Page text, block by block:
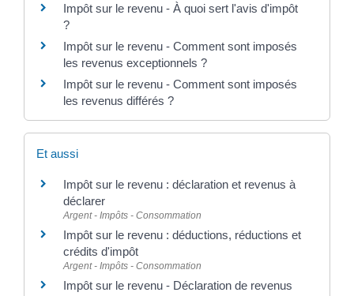
Impôt sur le revenu - À quoi sert l'avis d'impôt
?
Impôt sur le revenu - Comment sont imposés
les revenus exceptionnels ?
Impôt sur le revenu - Comment sont imposés
les revenus différés ?
Et aussi
Impôt sur le revenu : déclaration et revenus à
déclarer
Argent - Impôts - Consommation
Impôt sur le revenu : déductions, réductions et
crédits d'impôt
Argent - Impôts - Consommation
Impôt sur le revenu - Déclaration de revenus